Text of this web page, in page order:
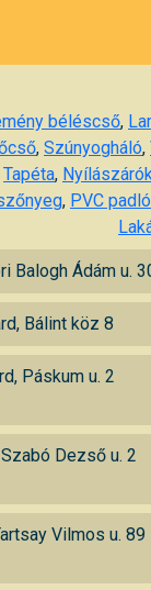
béléscső,
, Szúnyogháló,
Tapéta,
, PVC padló
Balogh Ádám u.
Bálint köz 8
Páskum u. 2
Dezső u. 2
Vilmos u. 89